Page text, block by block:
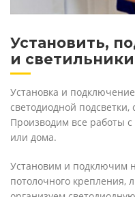
Установить,
и светильники
Установка и
светодиодной подсветки,
Производим все работы
или дома.
Установим и подключим
потолочного крепления,